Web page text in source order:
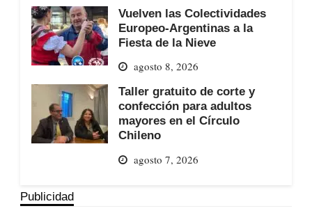
Vuelven las Colectividades
Europeo-Argentinas a la
Fiesta de la Nieve
agosto 8, 2026
Taller gratuito de corte y
confección para adultos
mayores en el Círculo
Chileno
agosto 7, 2026
Publicidad